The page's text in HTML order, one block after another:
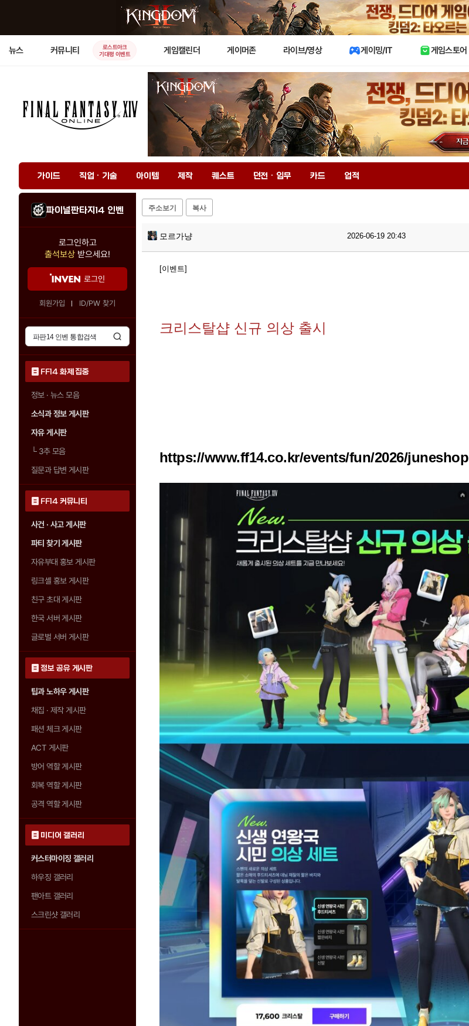
뉴스 커뮤니티
로스트아크
기대평 이벤트
게임캘린더 게이머존 라이브/영상 게이밍/IT 게임스토어
가이드 직업 · 기술 아이템 제작 퀘스트 던전 · 임무 카드 업적
파이널판타지14 인벤
로그인하고
출석보상 받으세요!
로그인
회원가입 ID/PW 찾기
FF14 화제 집중
정보 · 뉴스 모음
소식과 정보 게시판
자유 게시판
└3추 모음
질문과 답변 게시판
FF14 커뮤니티
사건 · 사고 게시판
파티 찾기 게시판
자유부대 홍보 게시판
링크셸 홍보 게시판
친구 초대 게시판
한국 서버 게시판
글로벌 서버 게시판
정보 공유 게시판
팁과 노하우 게시판
채집 · 제작 게시판
패션 체크 게시판
ACT 게시판
방어 역할 게시판
회복 역할 게시판
공격 역할 게시판
미디어 갤러리
커스터마이징 갤러리
하우징 갤러리
팬아트 갤러리
스크린샷 갤러리
주소보기 복사
모르가냥 2026-06-19 20:43
[이벤트]
크리스탈샵 신규 의상 출시
https://www.ff14.co.kr/events/fun/2026/juneshop